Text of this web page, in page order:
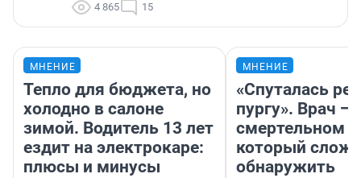
4 865 15
МНЕНИЕ
Тепло для бюджета, но
холодно в салоне
зимой. Водитель 13 лет
ездит на электрокаре:
плюсы и минусы
МНЕНИЕ
«Спуталась
пургу». Врач —
смертельном
который
обнаружить